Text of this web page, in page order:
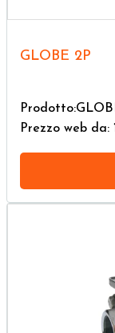
GLOBE 2P
Prezzo web da: